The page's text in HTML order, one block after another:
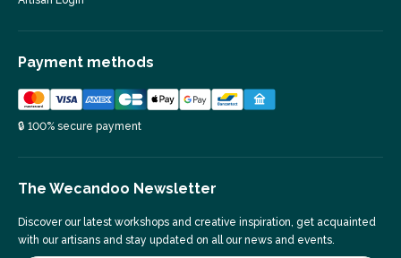
Payment methods
🔒 100% secure payment
The Wecandoo Newsletter
Discover our latest workshops and creative inspiration, get acquainted
with our artisans and stay updated on all our news and events.